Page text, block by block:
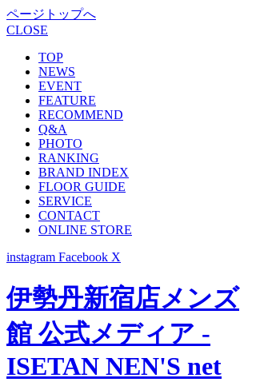
ページトップへ
CLOSE
TOP
NEWS
EVENT
FEATURE
RECOMMEND
Q&A
PHOTO
RANKING
BRAND INDEX
FLOOR GUIDE
SERVICE
CONTACT
ONLINE STORE
instagram Facebook X
伊勢丹新宿店メンズ
館 公式メディア -
ISETAN NEN'S net